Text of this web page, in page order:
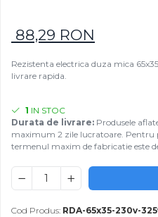
Rezistente Ceramice
Rezistentele tubulare flexibile
Incalzitor ceramic infrarosu
Rezistenta cuptor
88,29 RON
Rezistenta electrica duza mica
livrare rapida.
1 IN STOC
Durata de livrare: Produsele
maximum 2 zile lucratoare. Pentru
termenul maxim de fabricatie este
Cod Produs: RDA-65x35-230v-